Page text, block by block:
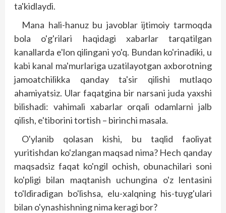
ta'kidlaydi.
Mana hali-hanuz bu javoblar ijtimoiy tarmoqda
bola o'g'rilari haqidagi xabarlar tarqatilgan
kanallarda e'lon qilingani yo'q. Bundan ko'rinadiki, u
kabi kanal ma'murlariga uzatilayotgan axborotning
jamoatchilikka qanday ta'sir qilishi mutlaqo
ahamiyatsiz. Ular faqatgina bir narsani juda yaxshi
bilishadi: vahimali xabarlar orqali odamlarni jalb
qilish, e'tiborini tortish – birinchi masala.
O'ylanib qolasan kishi, bu taqlid faoliyat
yuritishdan ko'zlangan maqsad nima? Hech qanday
maqsadsiz faqat ko'ngil ochish, obunachilari soni
ko'pligi bilan maqtanish uchungina o'z lentasini
to'ldiradigan bo'lishsa, elu-xalqning his-tuyg'ulari
bilan o'ynashishning nima keragi bor?